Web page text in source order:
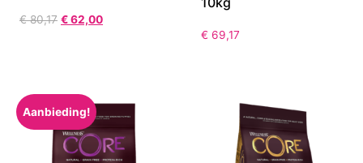
€80,17 €62,00
€ 69,17
Aanbieding!